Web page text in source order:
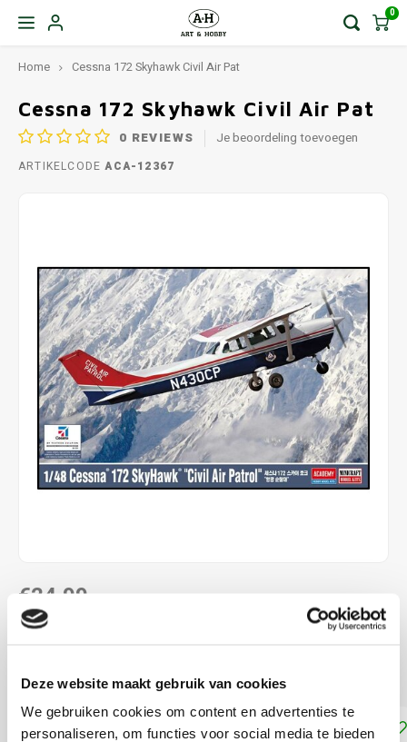
Deze website maakt gebruik van cookies
We gebruiken cookies om content en advertenties te
personaliseren, om functies voor social media te bieden
0
Home Cessna 172 Skyhawk Civil Air Pat
Cessna 172 Skyhawk Civil Air Pat
0 REVIEWS Je beoordeling toevoegen
ARTIKELCODE ACA-12367
€24,99
NIET LEVERBAAR
Schaal 1:48 Lees meer
Toevoegen aan winkelwagen